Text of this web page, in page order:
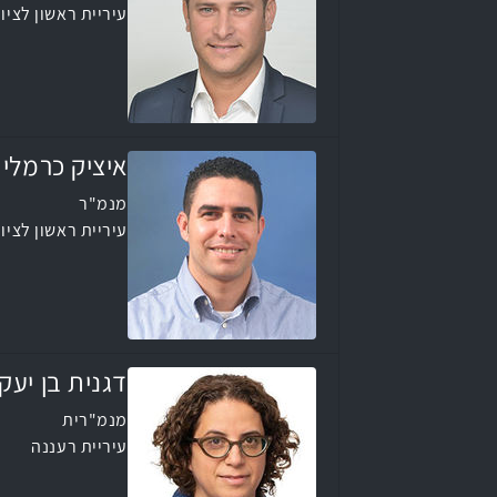
עיריית ראשון
איציק כרמלי
מנמ"ר
עיריית ראשון
דגנית בן
מנמ"רית
עיריית רעננה